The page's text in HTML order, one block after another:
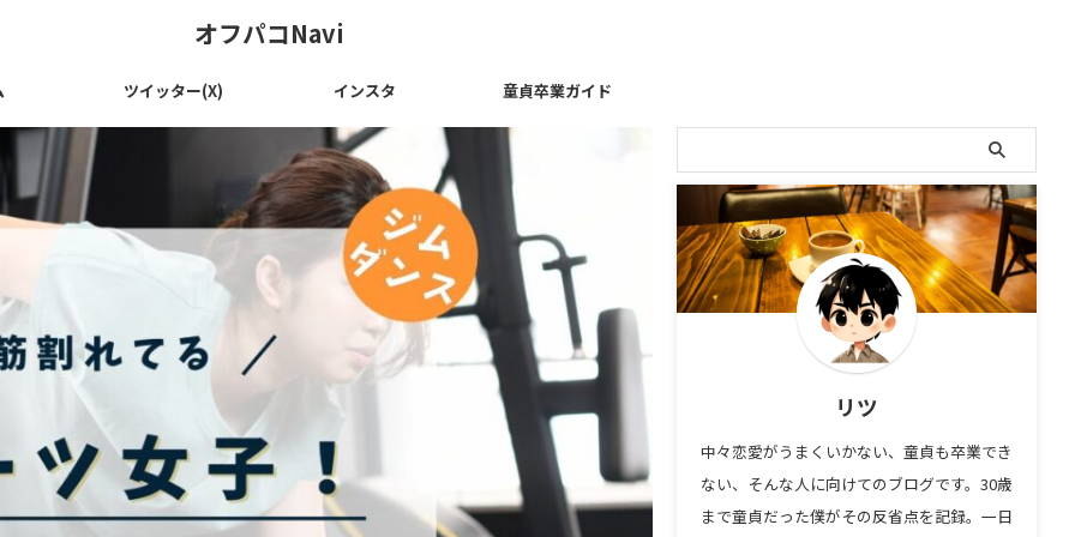
オフパコNavi
ツイッター(X) インスタ 童貞卒業ガイド
リツ
中々恋愛がうまくいかない、童貞も卒業でき
ない、そんな人に向けてのブログです。30歳
まで童貞だった僕がその反省点を記録。一日